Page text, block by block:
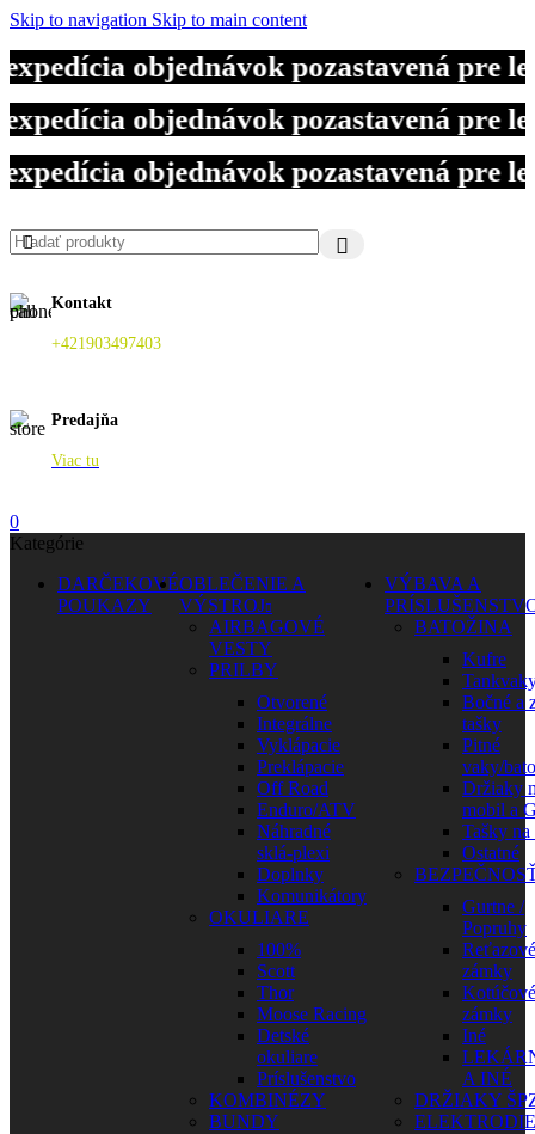
Skip to navigation Skip to main content
objednávok pozastavená pre
objednávok pozastavená pre
objednávok pozastavená pre
Kontakt
+421903497403
Predajňa
Viac tu
0
Kategórie
DARČEKOVÉ
POUKAZY
OBLEČENIE A
VÝSTROJ
AIRBAGOVÉ
VESTY
PRILBY
Otvorené
Integrálne
Vyklápacie
Preklápacie
Off Road
Enduro/ATV
Náhradné
sklá-plexi
Doplnky
Komunikátory
OKULIARE
100%
Scott
Thor
Moose Racing
Detské
okuliare
Príslušenstvo
KOMBINÉZY
BUNDY
VÝBAVA A
BATOŽINA
Kufre
Bočné a
tašky
Pitné
vaky/
Držiaky
mobil a
Tašky na
Ostatné
Gurtne /
Popruhy
Reťazové
zámky
Kotúčové
zámky
Iné
A INÉ
DRŽIAKY